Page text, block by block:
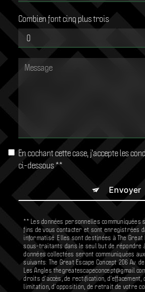
Combien font cinq plus trois
En cochant cette case, j'accepte les
ci-dessous **
Envoyer
** Les données personnelles communiquées
fins de vous contacter et sont enregistrées
informatisé. Elles sont destinées à The Great
sous-traitants dans le seul but de répondre
données collectées seront communiquées
suivants: The Great Escape Concept 206 Av.
Les Angles
droits d’accès, de rectification,
limitation, d’opposition, de retrait de votre